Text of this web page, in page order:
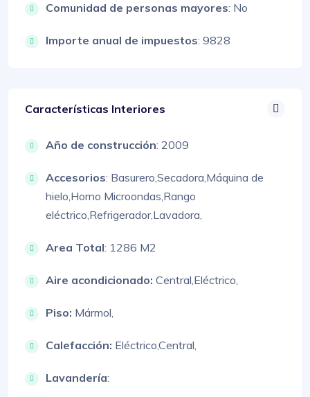
Comunidad de personas mayores: No
Importe anual de impuestos: 9828
Características Interiores
Año de construcción: 2009
Accesorios: Basurero,Secadora,Máquina de
hielo,Horno Microondas,Rango
eléctrico,Refrigerador,Lavadora,
Area Total: 1286 M2
Aire acondicionado: Central,Eléctrico,
Piso: Mármol,
Calefacción: Eléctrico,Central,
Lavandería: